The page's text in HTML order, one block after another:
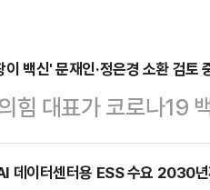
백신' 문재인·정은경 소환 검
힘 대표가 코로나19
경 보건복지부 장관(
"끝까지 진상을 파헤
데이터센터용 ESS 수요 2030